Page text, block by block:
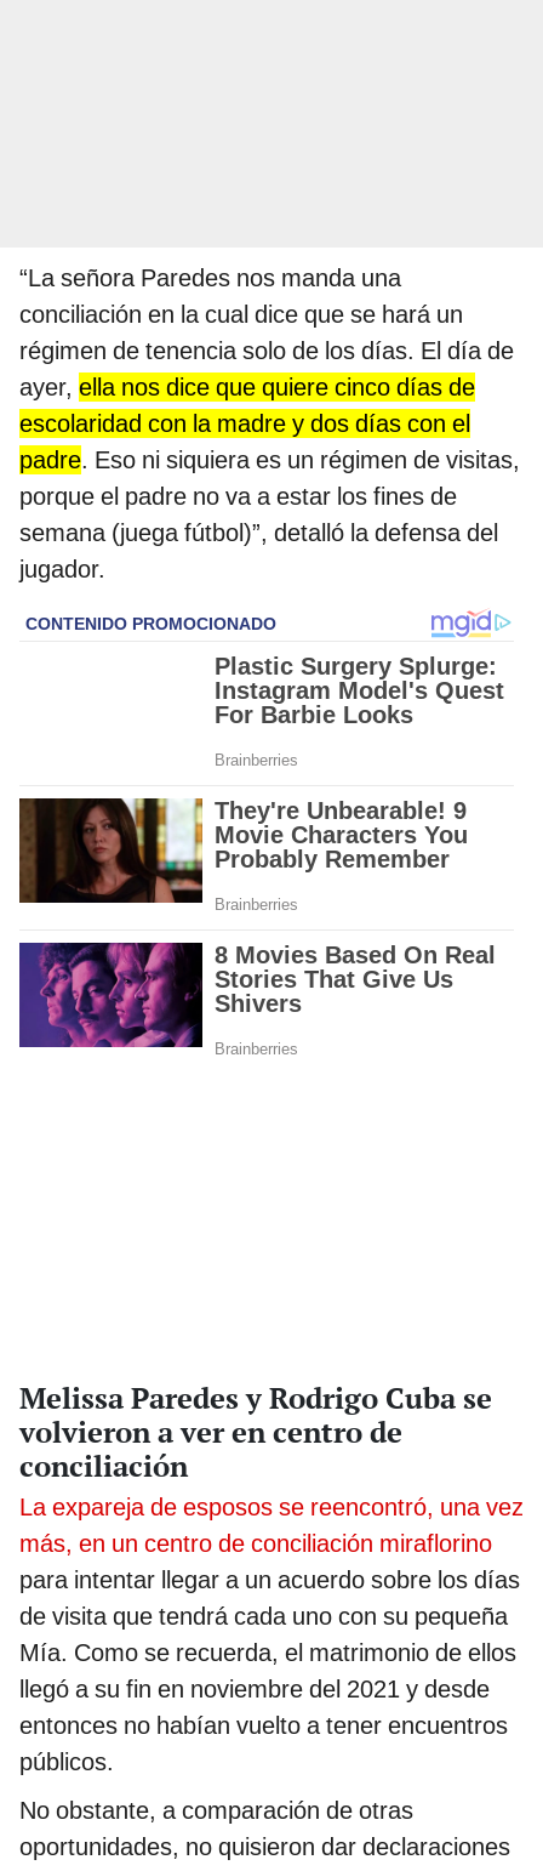
“La señora Paredes nos manda una
conciliación en la cual dice que se hará un
régimen de tenencia solo de los días. El día de
ayer, ella nos dice que quiere cinco días de
escolaridad con la madre y dos días con el
padre. Eso ni siquiera es un régimen de visitas,
porque el padre no va a estar los fines de
semana (juega fútbol)”, detalló la defensa del
jugador.
Melissa Paredes y Rodrigo Cuba se
volvieron a ver en centro de
conciliación
La expareja de esposos se reencontró, una vez
más, en un centro de conciliación miraflorino
para intentar llegar a un acuerdo sobre los días
de visita que tendrá cada uno con su pequeña
Mía. Como se recuerda, el matrimonio de ellos
llegó a su fin en noviembre del 2021 y desde
entonces no habían vuelto a tener encuentros
públicos.
No obstante, a comparación de otras
oportunidades, no quisieron dar declaraciones